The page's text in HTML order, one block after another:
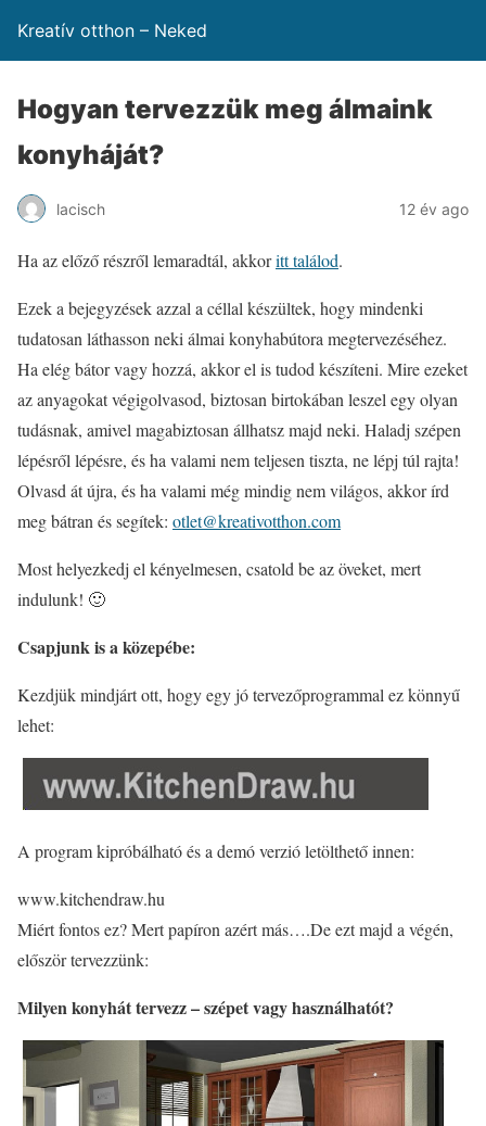
Kreatív otthon – Neked
Hogyan tervezzük meg álmaink
konyháját?
lacisch 12 év ago
Ha az előző részről lemaradtál, akkoritt találod.
Ezek a bejegyzések azzal a céllal készültek, hogy mindenki
tudatosan láthasson neki álmai konyhabútora megtervezéséhez.
Ha elég bátor vagy hozzá, akkor el is tudod készíteni. Mire ezeket
az anyagokat végigolvasod, biztosan birtokában leszel egy olyan
tudásnak, amivel magabiztosan állhatsz majd neki. Haladj szépen
lépésről lépésre, és ha valami nem teljesen tiszta, ne lépj túl rajta!
Olvasd át újra, és ha valami még mindig nem világos, akkor írd
meg bátran és segítek: otlet@kreativotthon.com
Most helyezkedj el kényelmesen, csatold be az öveket, mert
indulunk! 🙂
Csapjunk is a közepébe:
Kezdjük mindjárt ott, hogy egy jó tervezőprogrammal ez könnyű
lehet:
A program kipróbálható és a demó verzió letölthető innen:
www.kitchendraw.hu
Miért fontos ez? Mert papíron azért más….De ezt majd a végén,
először tervezzünk:
Milyen konyhát tervezz – szépet vagy használhatót?